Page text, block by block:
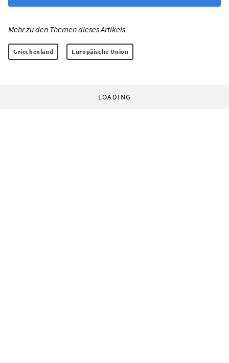
Mehr zu den Themen dieses Artikels:
Griechenland Europäische Union
LOADING